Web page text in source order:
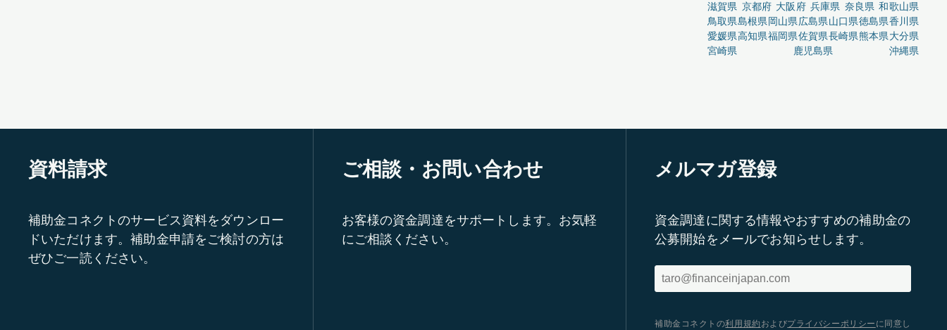
滋賀県 京都府 大阪府 兵庫県 奈良県 和歌山県
鳥取県島根県岡山県広島県山口県徳島県香川県
愛媛県高知県福岡県佐賀県長崎県熊本県大分県
宮崎県
鹿児島県 沖縄県
資料請求
補助金コネクトのサービス資料をダウンロー
ドいただけます。補助金申請をご検討の方は
ぜひご一読ください。
ご相談・お問い合わせ
お客様の資金調達をサポートします。お気軽
にご相談ください。
メルマガ登録
資金調達に関する情報やおすすめの補助金の
公募開始をメールでお知らせします。
補助金コネクトの利用規約 およびプライバシーポリシー に同意し